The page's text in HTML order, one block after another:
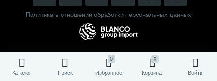
Каталог Поиск
0
Избранное
0
Корзина Войти
Политика в отношении обработки персональных данных